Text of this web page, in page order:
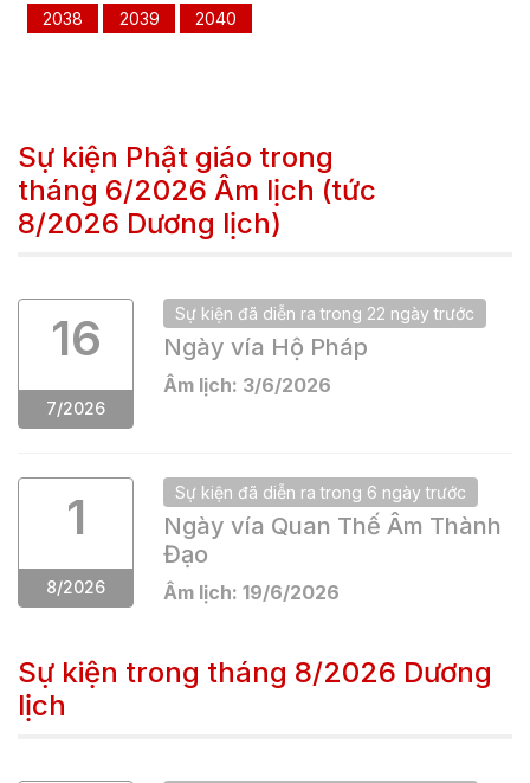
2038
2039 2040
Sự kiện Phật giáo trong
tháng 6/2026 Âm lịch (tức
8/2026 Dương lịch)
16
7/2026
Sự kiện đã diễn ra trong 22 ngày trước
Ngày vía Hộ Pháp
Âm lịch: 3/6/2026
1
8/2026
Sự kiện đã diễn ra trong 6 ngày trước
Ngày vía Quan Thế Âm Thành
Đạo
Âm lịch: 19/6/2026
Sự kiện trong tháng 8/2026 Dương
lịch